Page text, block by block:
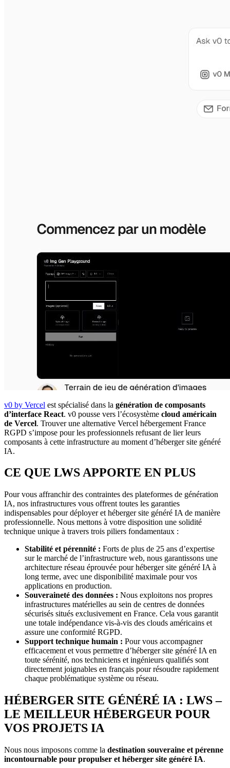
v0 by Vercel est spécialisé dans la génération de composants
d’interface React. v0 pousse vers l’écosystème cloud américain
de Vercel. Trouver une alternative Vercel hébergement France
RGPD s’impose pour les professionnels refusant de lier leurs
composants à cette infrastructure au moment d’héberger site généré
IA.
CE QUE LWS APPORTE EN PLUS
Pour vous affranchir des contraintes des plateformes de génération
IA, nos infrastructures vous offrent toutes les garanties
indispensables pour déployer et héberger site généré IA de manière
professionnelle. Nous mettons à votre disposition une solidité
technique unique à travers trois piliers fondamentaux :
Stabilité et pérennité : Forts de plus de 25 ans d’expertise
sur le marché de l’infrastructure web, nous garantissons une
architecture réseau éprouvée pour héberger site généré IA à
long terme, avec une disponibilité maximale pour vos
applications en production.
Souveraineté des données : Nous exploitons nos propres
infrastructures matérielles au sein de centres de données
sécurisés situés exclusivement en France. Cela vous garantit
une totale indépendance vis-à-vis des clouds américains et
assure une conformité RGPD.
Support technique humain : Pour vous accompagner
efficacement et vous permettre d’héberger site généré IA en
toute sérénité, nos techniciens et ingénieurs qualifiés sont
directement joignables en français pour résoudre rapidement
chaque problématique système ou réseau.
HÉBERGER SITE GÉNÉRÉ IA : LWS –
LE MEILLEUR HÉBERGEUR POUR
VOS PROJETS IA
Nous nous imposons comme la destination souveraine et pérenne
incontournable pour propulser et héberger site généré IA.